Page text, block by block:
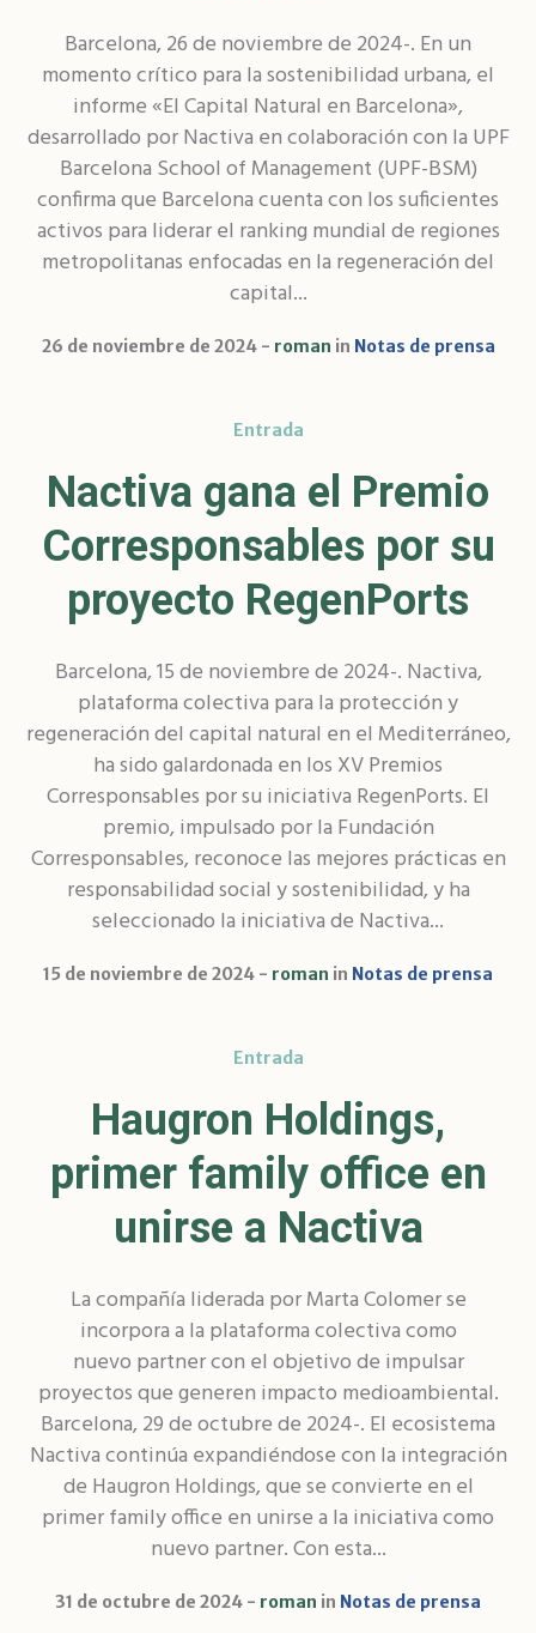
Barcelona, 26 de noviembre de 2024-. En un
momento crítico para la sostenibilidad urbana, el
informe «El Capital Natural en Barcelona»,
desarrollado por Nactiva en colaboración con la UPF
Barcelona School of Management (UPF-BSM)
confirma que Barcelona cuenta con los suficientes
activos para liderar el ranking mundial de regiones
metropolitanas enfocadas en la regeneración del
capital...
26 de noviembre de 2024 roman in Notas de prensa
Entrada
Nactiva gana el Premio
Corresponsables por su
proyecto RegenPorts
Barcelona, 15 de noviembre de 2024-. Nactiva,
plataforma colectiva para la protección y
regeneración del capital natural en el Mediterráneo,
ha sido galardonada en los XV Premios
Corresponsables por su iniciativa RegenPorts. El
premio, impulsado por la Fundación
Corresponsables, reconoce las mejores prácticas en
responsabilidad social y sostenibilidad, y ha
seleccionado la iniciativa de Nactiva...
15 de noviembre de 2024 roman in Notas de prensa
Entrada
Haugron Holdings,
primer family office en
unirse a Nactiva
La compañía liderada por Marta Colomer se
incorpora a la plataforma colectiva como
nuevo partner con el objetivo de impulsar
proyectos que generen impacto medioambiental.
Barcelona, 29 de octubre de 2024-. El ecosistema
Nactiva continúa expandiéndose con la integración
de Haugron Holdings, que se convierte en el
primer family office en unirse a la iniciativa como
nuevo partner. Con esta...
31 de octubre de 2024 roman in Notas de prensa